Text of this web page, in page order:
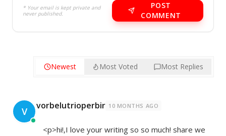
* Your email is kept private and
never published.
POST
COMMENT
Newest Most Voted Most Replies
V vorbelutrioperbir 10 MONTHS AGO
<p>hi!,I love your writing so so much! share we